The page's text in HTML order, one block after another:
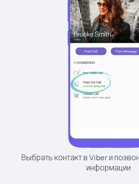
Выбрать контакт в Viber и
информации